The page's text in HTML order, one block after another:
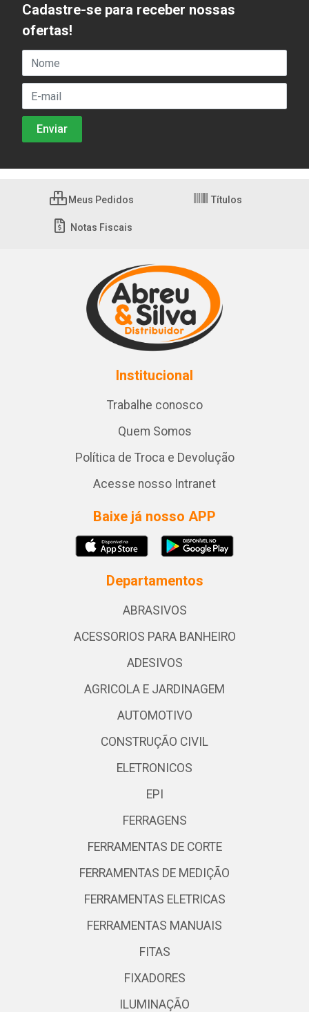
Cadastre-se para receber nossas
ofertas!
Meus Pedidos Títulos
Notas Fiscais
Institucional
Trabalhe conosco
Quem Somos
Política de Troca e Devolução
Acesse nosso Intranet
Baixe já nosso APP
Departamentos
ABRASIVOS
ACESSORIOS PARA BANHEIRO
ADESIVOS
AGRICOLA E JARDINAGEM
AUTOMOTIVO
CONSTRUÇÃO CIVIL
ELETRONICOS
EPI
FERRAGENS
FERRAMENTAS DE CORTE
FERRAMENTAS DE MEDIÇÃO
FERRAMENTAS ELETRICAS
FERRAMENTAS MANUAIS
FITAS
FIXADORES
ILUMINAÇÃO